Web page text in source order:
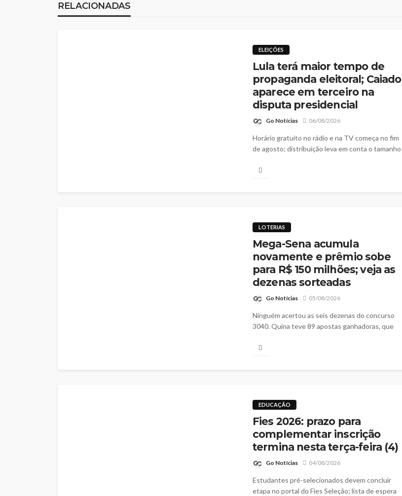
RELACIONADAS
ELEIÇÕES
Lula terá maior tempo de
propaganda eleitoral; Caiado
aparece em terceiro na
disputa presidencial
Go Notícias 06/08/2026
Horário gratuito no rádio e na TV começa no fim
de agosto; distribuição leva em conta o tamanho
Câmara dos Deputados
LOTERIAS
Mega-Sena acumula
novamente e prêmio sobe
para R$ 150 milhões; veja as
dezenas sorteadas
Go Notícias 05/08/2026
Ninguém acertou as seis dezenas do concurso
3040. Quina teve 89 apostas ganhadoras, que
EDUCAÇÃO
Fies 2026: prazo para
complementar inscrição
termina nesta terça-feira (4)
Go Notícias 04/08/2026
Estudantes pré-selecionados devem concluir
etapa no portal do Fies Seleção; lista de espera